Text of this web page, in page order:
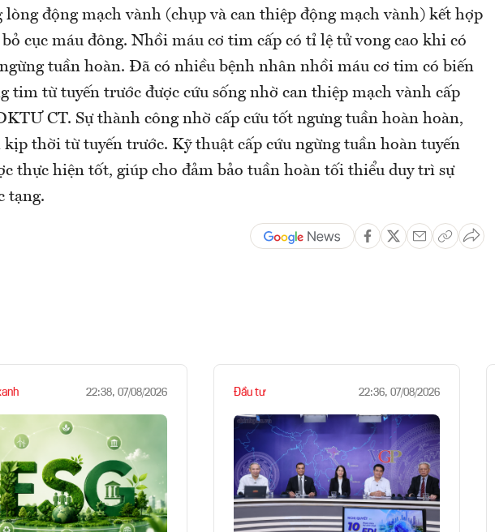
lòng động mạch vành (chụp và can thiệp động mạch vành) kết hợp
cục máu đông. Nhồi máu cơ tim cấp có tỉ lệ tử vong cao khi có
tuần hoàn. Đã có nhiều bệnh nhân nhồi máu cơ tim có biến
tim từ tuyến trước được cứu sống nhờ can thiệp mạch vành cấp
CT. Sự thành công nhờ cấp cứu tốt ngưng tuần hoàn hoàn,
kịp thời từ tuyến trước. Kỹ thuật cấp cứu ngừng tuần hoàn tuyến
thực hiện tốt, giúp cho đảm bảo tuần hoàn tối thiểu duy trì sự
tạng.
22:38, 07/08/2026 Đầu tư 22:36, 07/08/2026